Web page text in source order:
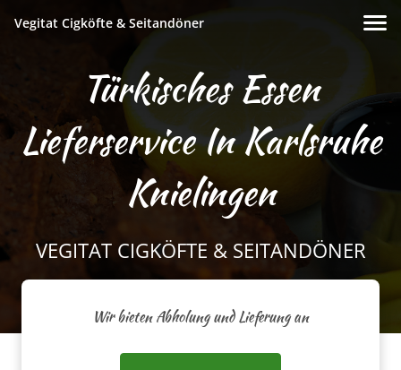
Vegitat Cigköfte & Seitandöner
Türkisches Essen
Lieferservice In Karlsruhe
Knielingen
VEGITAT CIGKÖFTE & SEITANDÖNER
Wir bieten Abholung und Lieferung an